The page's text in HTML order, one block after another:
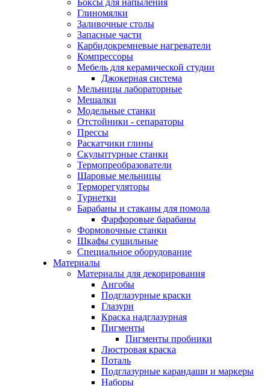
Боксы для напыления
Глиномялки
Заливочные столы
Запасные части
Карбидокремневые нагреватели
Компрессоры
Мебель для керамической студии
Джокерная система
Мельницы лабораторные
Мешалки
Модельные станки
Отстойники - сепараторы
Прессы
Раскатчики глины
Скульптурные станки
Термопреобразователи
Шаровые мельницы
Терморегуляторы
Турнетки
Барабаны и стаканы для помола
Фарфоровые барабаны
Формовочные станки
Шкафы сушильные
Специальное оборудование
Материалы
Материалы для декорирования
Ангобы
Подглазурные краски
Глазури
Краска надглазурная
Пигменты
Пигменты пробники
Люстровая краска
Поталь
Подглазурные карандаши и маркеры
Наборы